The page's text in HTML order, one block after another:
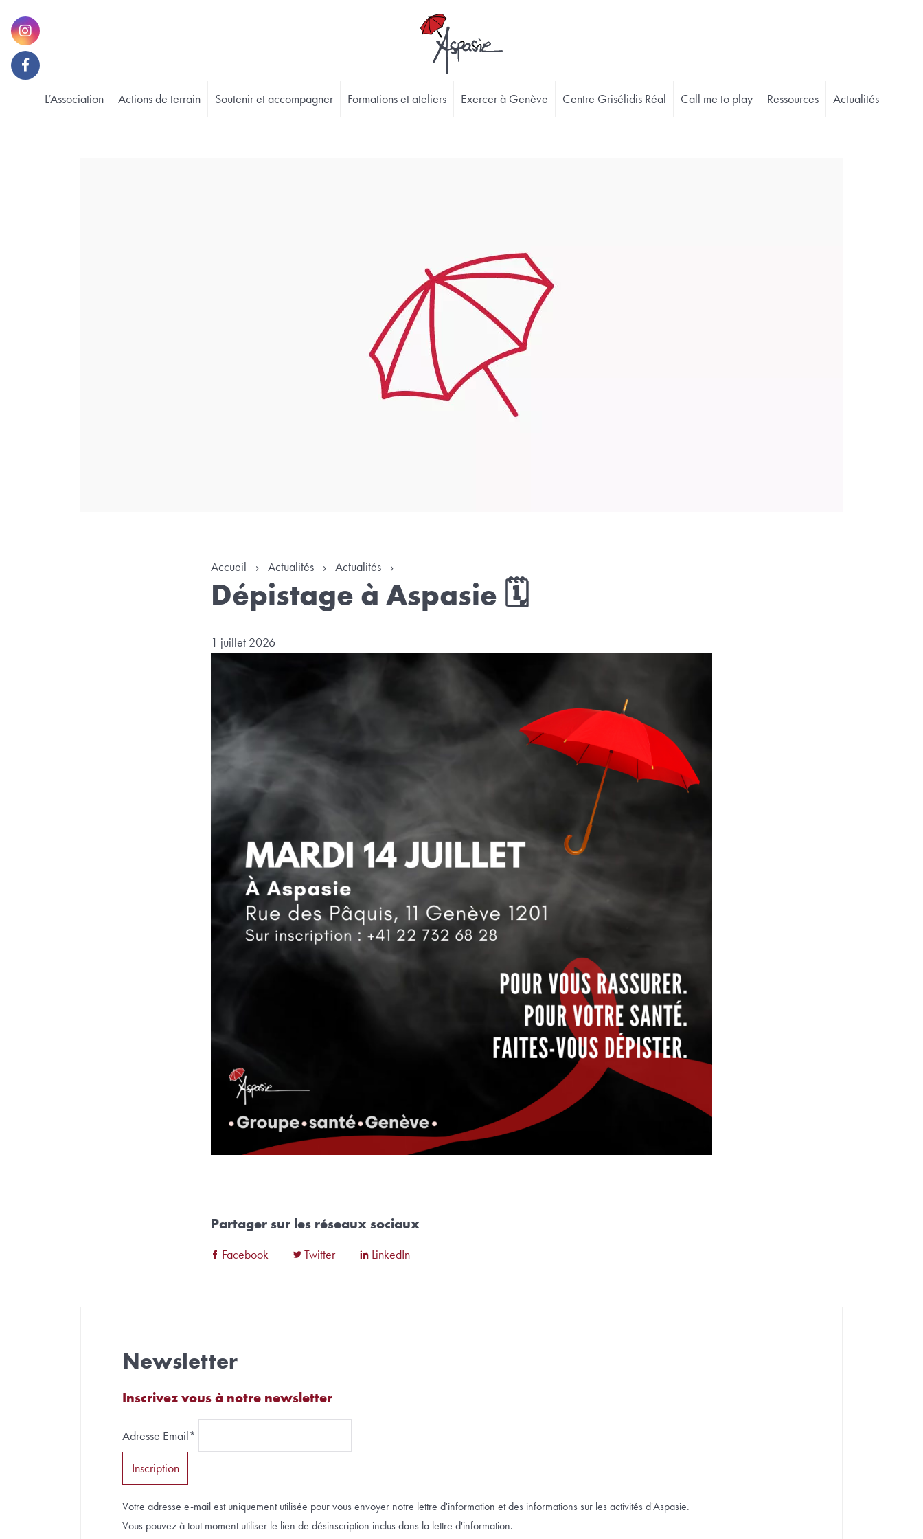
L’Association Actions de terrain Soutenir et accompagner Formations et ateliers Exercer à Genève Centre Grisélidis Réal Call me to play Ressources Actualités
Accueil › Actualités › Actualités ›
Dépistage à Aspasie 🗓
1 juillet 2026
Partager sur les réseaux sociaux
Facebook Twitter LinkedIn
Newsletter
Inscrivez vous à notre newsletter
Adresse Email*
Votre adresse e-mail est uniquement utilisée pour vous envoyer notre lettre d'information et des informations sur les activités d'Aspasie.
Vous pouvez à tout moment utiliser le lien de désinscription inclus dans la lettre d'information.